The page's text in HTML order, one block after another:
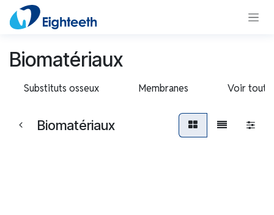
Se rendre au contenu
Biomatériaux
Substituts osseux Membranes Voir tout
Biomatériaux